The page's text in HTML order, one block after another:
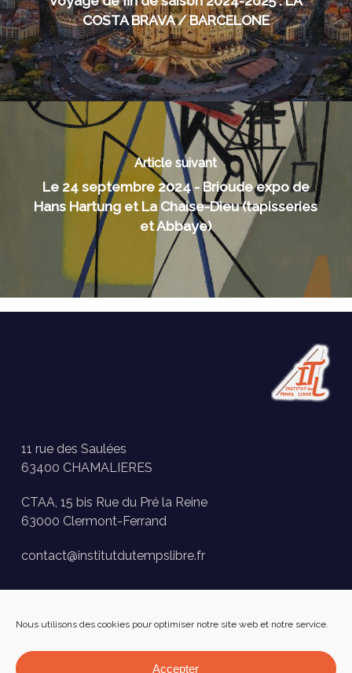
Nous utilisons des cookies pour optimiser notre site web et notre service.
Accepter
COSTA BRAVA / BARCELONE
Article suivant
Le 24 septembre 2024 - Brioude expo de
Hans Hartung et La Chaise-Dieu (tapisseries
et Abbaye)
11 rue des Saulées
63400 CHAMALIERES
CTAA, 15 bis Rue du Pré la Reine
63000 Clermont-Ferrand
contact@institutdutempslibre.fr
Presse
FAQ